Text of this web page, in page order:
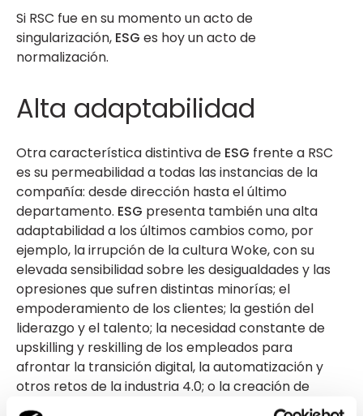
Si RSC fue en su momento un acto de
singularización, ESG es hoy un acto de
normalización.
Alta adaptabilidad
Otra característica distintiva de ESG frente a RSC
es su permeabilidad a todas las instancias de la
compañía: desde dirección hasta el último
departamento. ESG presenta también una alta
adaptabilidad a los últimos cambios como, por
ejemplo, la irrupción de la cultura Woke, con su
elevada sensibilidad sobre les desigualdades y las
opresiones que sufren distintas minorías; el
empoderamiento de los clientes; la gestión del
liderazgo y el talento; la necesidad constante de
upskilling y reskilling de los empleados para
afrontar la transición digital, la automatización y
otros retos de la industria 4.0; o la creación de
modelos de negocio circulares.